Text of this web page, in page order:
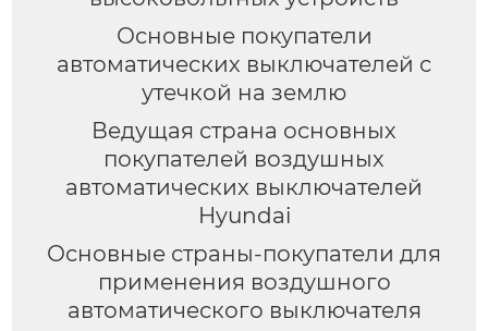
Основные покупатели
автоматических выключателей с
утечкой на землю
Ведущая страна основных
покупателей воздушных
автоматических выключателей
Hyundai
Основные страны-покупатели для
применения воздушного
автоматического выключателя